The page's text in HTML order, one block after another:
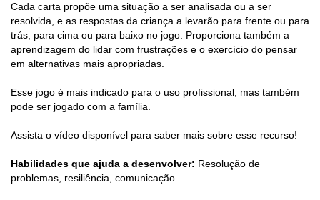
Cada carta propõe uma situação a ser analisada ou a ser
resolvida, e as respostas da criança a levarão para frente ou para
trás, para cima ou para baixo no jogo. Proporciona também a
aprendizagem do lidar com frustrações e o exercício do pensar
em alternativas mais apropriadas.
Esse jogo é mais indicado para o uso profissional, mas também
pode ser jogado com a família.
Assista o vídeo disponível para saber mais sobre esse recurso!
Habilidades que ajuda a desenvolver: Resolução de
problemas, resiliência, comunicação.